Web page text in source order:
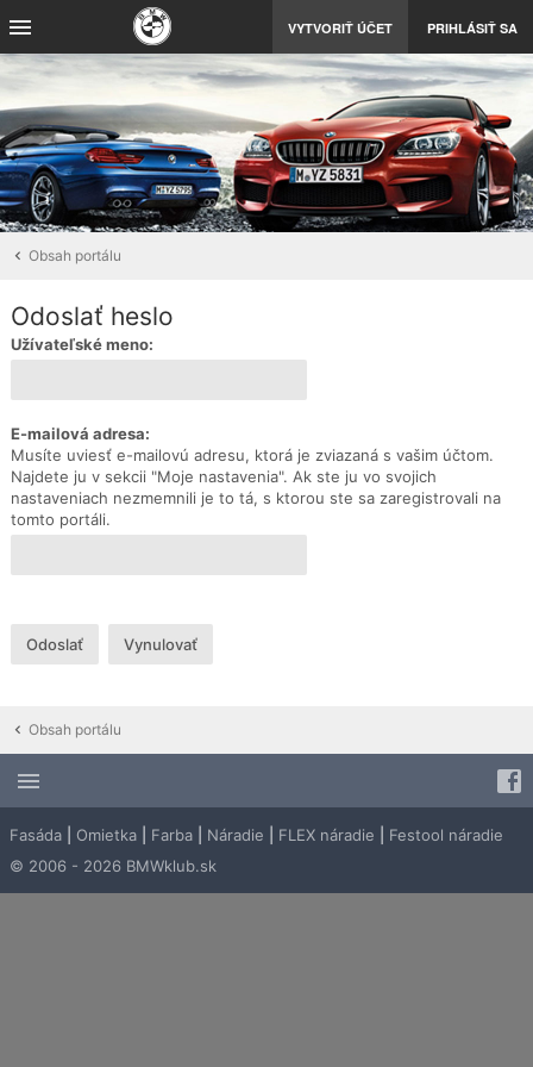
VYTVORIŤ ÚČET PRIHLÁSIŤ SA
Obsah portálu
Odoslať heslo
Užívateľské meno:
E-mailová adresa:
Musíte uviesť e-mailovú adresu, ktorá je zviazaná s vašim účtom.
Najdete ju v sekcii "Moje nastavenia". Ak ste ju vo svojich
nastaveniach nezmemnili je to tá, s ktorou ste sa zaregistrovali na
tomto portáli.
Obsah portálu
Fasáda Omietka Farba Náradie FLEX náradie
Festool náradie
© 2006 - 2026 BMWklub.sk